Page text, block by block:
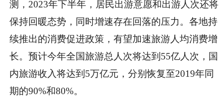
测，2023年下半年，居民出游意愿和出游人次还将
保持回暖态势，同时增速存在回落的压力。各地持
续推出的消费促进政策，有望加速旅游人均消费增
长。预计今年全国旅游总人次将达到55亿人次，国
内旅游收入将达到5万亿元，分别恢复至2019年同
期的90%和80%。